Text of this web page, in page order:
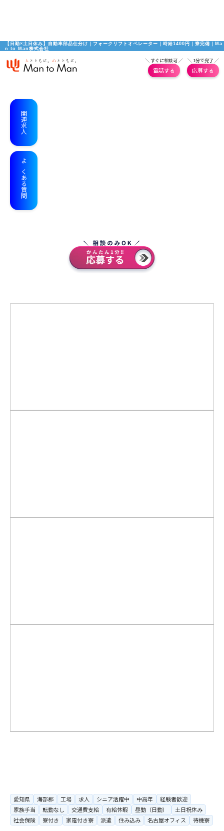
【日勤×土日休み】自動車部品仕分け｜フォークリフトオペレーター｜時給1400円｜寮完備｜Ma
n to Man株式会社
＼ すぐに相談可 ／
電話する
＼ 1分で完了 ／
応募する
関連求人
よくある質問
愛知県 海部郡 工場 求人 シニア活躍中 中高年
経験者歓迎
家族手当
転勤なし 交通費支給 有給休暇 昼勤（日勤）
土日祝休み
社会保険
寮付き 家電付き寮 派遣 住み込み 名古屋オフィス 待機寮